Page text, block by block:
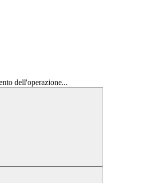
dell'operazione...